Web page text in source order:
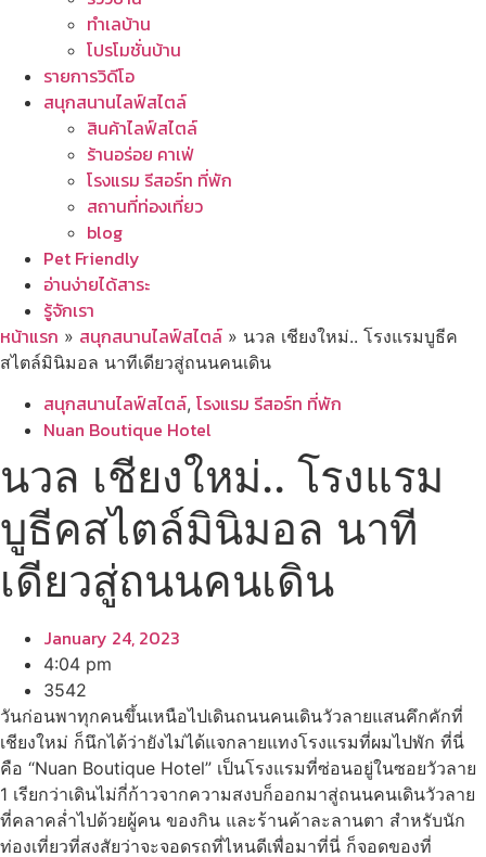
ทำเลบ้าน
โปรโมชั่นบ้าน
รายการวิดีโอ
สนุกสนานไลฟ์สไตล์
สินค้าไลฟ์สไตล์
ร้านอร่อย คาเฟ่
โรงแรม รีสอร์ท ที่พัก
สถานที่ท่องเที่ยว
blog
Pet Friendly
อ่านง่ายได้สาระ
รู้จักเรา
หน้าแรก » สนุกสนานไลฟ์สไตล์ » นวล เชียงใหม่.. โรงแรมบูธีค
สไตล์มินิมอล นาทีเดียวสู่ถนนคนเดิน
สนุกสนานไลฟ์สไตล์, โรงแรม รีสอร์ท ที่พัก
Nuan Boutique Hotel
นวล เชียงใหม่.. โรงแรม
บูธีคสไตล์มินิมอล นาที
เดียวสู่ถนนคนเดิน
January 24, 2023
4:04 pm
3542
วันก่อนพาทุกคนขึ้นเหนือไปเดินถนนคนเดินวัวลายแสนคึกคักที่
เชียงใหม่ ก็นึกได้ว่ายังไม่ได้แจกลายแทงโรงแรมที่ผมไปพัก ที่นี่
คือ “Nuan Boutique Hotel” เป็นโรงแรมที่ซ่อนอยู่ในซอยวัวลาย
1 เรียกว่าเดินไม่กี่ก้าวจากความสงบก็ออกมาสู่ถนนคนเดินวัวลาย
ที่คลาคล่ำไปด้วยผู้คน ของกิน และร้านค้าละลานตา สำหรับนัก
ท่องเที่ยวที่สงสัยว่าจะจอดรถที่ไหนดีเพื่อมาที่นี่ ก็จอดของที่